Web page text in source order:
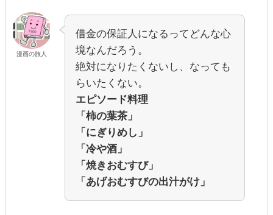
漫画の旅人
借金の保証人になるってどんな心
境なんだろう。
絶対になりたくないし、なっても
らいたくない。
エピソード料理
「柿の葉茶」
「にぎりめし」
「冷や酒」
「焼きおむすび」
「あげおむすびの出汁がけ」